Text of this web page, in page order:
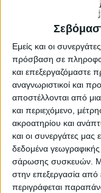
Εμείς και οι
πρόσβαση σε
και επεξεργαζόμαστε
αναγνωριστικοί και
αποστέλλονται από μια
και περιεχόμενο,
ακροατηρίου και
και οι συνεργάτες μας
δεδομένα
σάρωσης συσκευών.
στην επεξεργασία
περιγράφεται
Bronzallure Κολιέ
WSBZ01384.WM
€ 104,00 €